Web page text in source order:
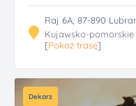
Raj 6A, 87-890
Kujawsko-pomorskie
[Pokaż trasę]
Dekarz